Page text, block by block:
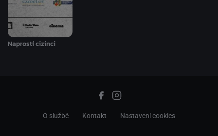
Naprostí cizinci
O službě Kontakt Nastavení cookies